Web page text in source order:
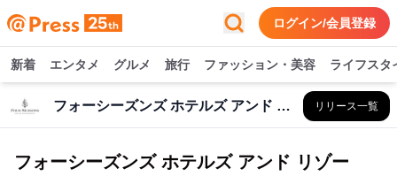
ログイン/会員登録
新着 エンタメ グルメ 旅行 ファッション・美容 ライフスタ
フォーシーズンズ ホテルズ アンド リゾーツ リリース一覧
フォーシーズンズ ホテルズ アンド リゾー